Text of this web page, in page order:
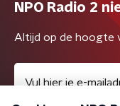
NPO Radio 2
Altijd op de hoogte